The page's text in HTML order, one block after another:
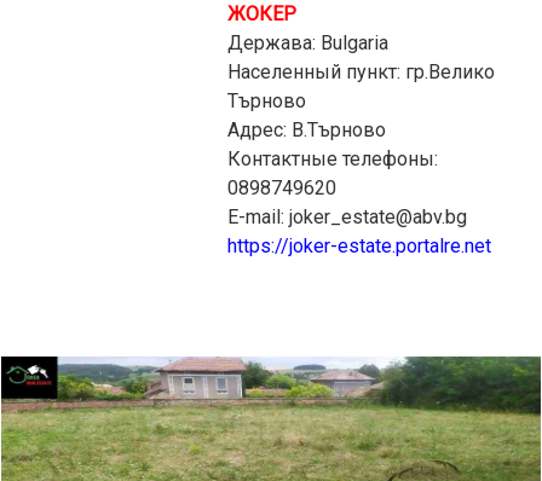
ЖОКЕР
Держава: Bulgaria
Населенный пункт: гр.Велико
Търново
Адрес: В.Търново
Контактные телефоны:
0898749620
E-mail: joker_estate@abv.bg
https://joker-estate.portalre.net